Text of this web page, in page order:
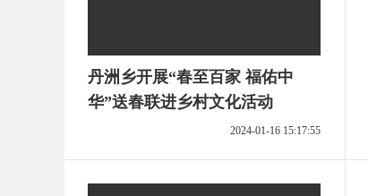
丹洲乡开展“春至百家 福佑中
华”送春联进乡村文化活动
2024-01-16 15:17:55